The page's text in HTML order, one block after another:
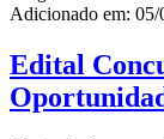
Adicionado em: 05/
Edital